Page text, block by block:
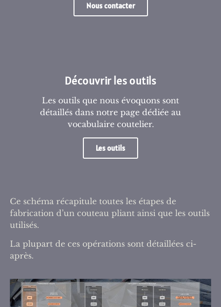
Nous contacter
Découvrir les outils
Les outils que nous évoquons sont
détaillés dans notre page dédiée au
vocabulaire coutelier.
Les outils
Ce schéma récapitule toutes les étapes de
fabrication d’un couteau pliant ainsi que les outils
utilisés.
La plupart de ces opérations sont détaillées ci-
après.